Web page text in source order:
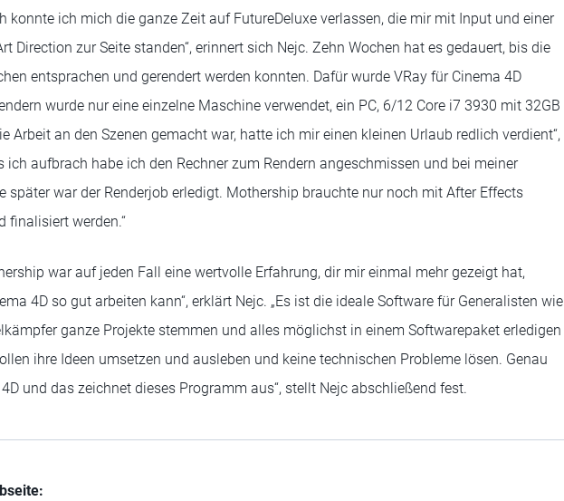
konnte ich mich die ganze Zeit auf FutureDeluxe verlassen, die mir mit Input und einer
Direction zur Seite standen“, erinnert sich Nejc. Zehn Wochen hat es gedauert, bis die
entsprachen und gerendert werden konnten. Dafür wurde VRay für Cinema 4D
wurde nur eine einzelne Maschine verwendet, ein PC, 6/12 Core i7 3930 mit 32GB
Arbeit an den Szenen gemacht war, hatte ich mir einen kleinen Urlaub redlich verdient“,
ich aufbrach habe ich den Rechner zum Rendern angeschmissen und bei meiner
später war der Renderjob erledigt. Mothership brauchte nur noch mit After Effects
finalisiert werden.“
war auf jeden Fall eine wertvolle Erfahrung, dir mir einmal mehr gezeigt hat,
4D so gut arbeiten kann“, erklärt Nejc. „Es ist die ideale Software für Generalisten wie
ganze Projekte stemmen und alles möglichst in einem Softwarepaket erledigen
ihre Ideen umsetzen und ausleben und keine technischen Probleme lösen. Genau
und das zeichnet dieses Programm aus“, stellt Nejc abschließend fest.